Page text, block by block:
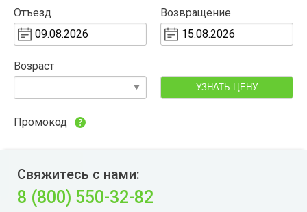
Отъезд Возвращение
Возраст
УЗНАТЬ ЦЕНУ
Промокод
Свяжитесь с нами:
8 (800) 550-32-82